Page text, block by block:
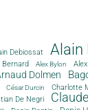
Debiossat Alain
Bernard Alex Bylon
Dolmen
César Durcin Charlotte
De Negri